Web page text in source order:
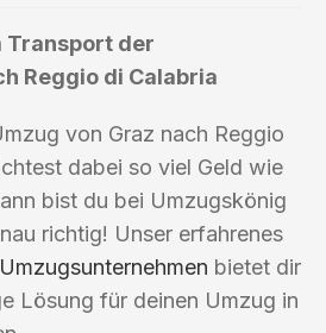
Transport der
Reggio di Calabria
von Graz nach Reggio
dabei so viel Geld wie
bist du bei Umzugskönig
richtig! Unser erfahrenes
Umzugsunternehmen bietet dir
Lösung für deinen Umzug in